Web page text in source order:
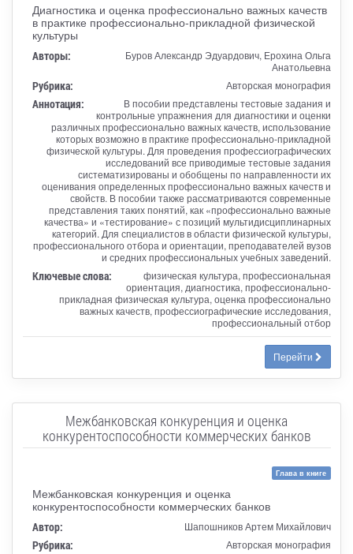
Диагностика и оценка профессионально важных качеств
в практике профессионально-прикладной физической
культуры
Авторы:
Буров Александр Эдуардович, Ерохина Ольга
Анатольевна
Рубрика: Авторская монография
Аннотация:
В пособии представлены тестовые задания и
контрольные упражнения для диагностики и оценки
различных профессионально важных качеств, использование
которых возможно в практике профессионально-прикладной
физической культуры. Для проведения профессиографических
исследований все приводимые тестовые задания
систематизированы и обобщены по направленности их
оценивания определенных профессионально важных качеств и
свойств. В пособии также рассматриваются современные
представления таких понятий, как «профессионально важные
качества» и «тестирование» с позиций мультидисциплинарных
категорий. Для специалистов в области физической культуры,
профессионального отбора и ориентации, преподавателей вузов
и средних профессиональных учебных заведений.
Ключевые слова:
физическая культура, профессиональная
ориентация, диагностика, профессионально-
прикладная физическая культура, оценка профессионально
важных качеств, профессиографические исследования,
профессиональный отбор
Перейти
Межбанковская конкуренция и оценка
конкурентоспособности коммерческих банков
Глава в книге
Межбанковская конкуренция и оценка
конкурентоспособности коммерческих банков
Автор: Шапошников Артем Михайлович
Рубрика: Авторская монография